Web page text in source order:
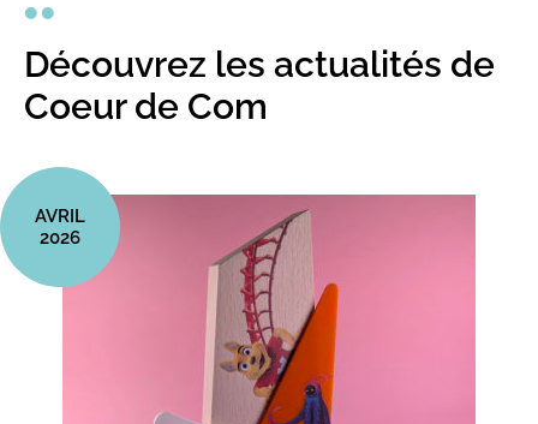
Découvrez les actualités de
Coeur de Com
AVRIL
2026